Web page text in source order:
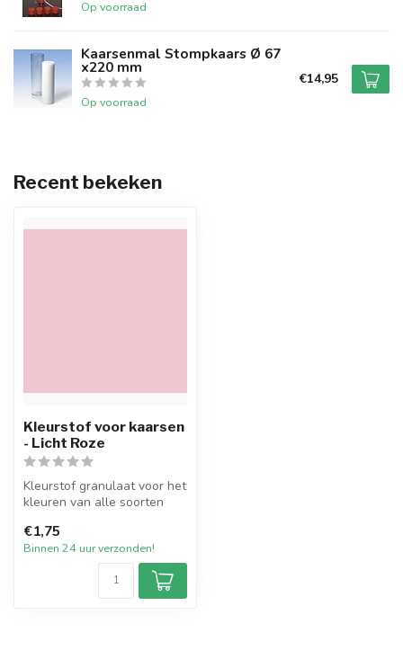
Op voorraad
Kaarsenmal Stompkaars Ø 67
x220 mm
Op voorraad
€14,95
Recent bekeken
Kleurstof voor kaarsen
- Licht Roze
Kleurstof granulaat voor het
kleuren van alle soorten
€1,75
Binnen 24 uur verzonden!